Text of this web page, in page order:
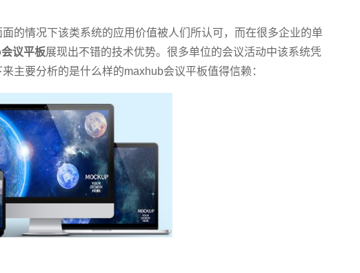
的情况下该类系统的应用价值被人们所认可，而在很多企业的单
议平板展现出不错的技术优势。很多单位的会议活动中该系统凭
主要分析的是什么样的maxhub会议平板值得信赖：